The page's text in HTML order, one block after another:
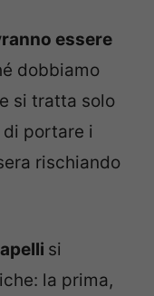
essere
dobbiamo
si tratta solo
di portare i
rischiando
si
la prima,